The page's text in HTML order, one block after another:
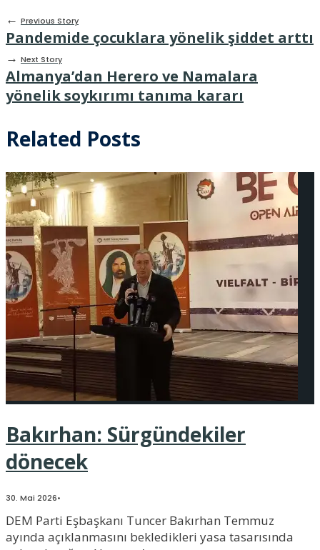
← Previous Story
Pandemide çocuklara yönelik şiddet arttı
→ Next Story
Almanya’dan Herero ve Namalara
yönelik soykırımı tanıma kararı
Related Posts
Bakırhan: Sürgündekiler
dönecek
30. Mai 2026•
DEM Parti Eşbaşkanı Tuncer Bakırhan Temmuz
ayında açıklanmasını bekledikleri yasa tasarısında